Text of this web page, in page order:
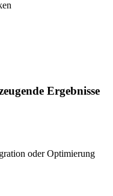
Ergebnisse
oder Optimierung